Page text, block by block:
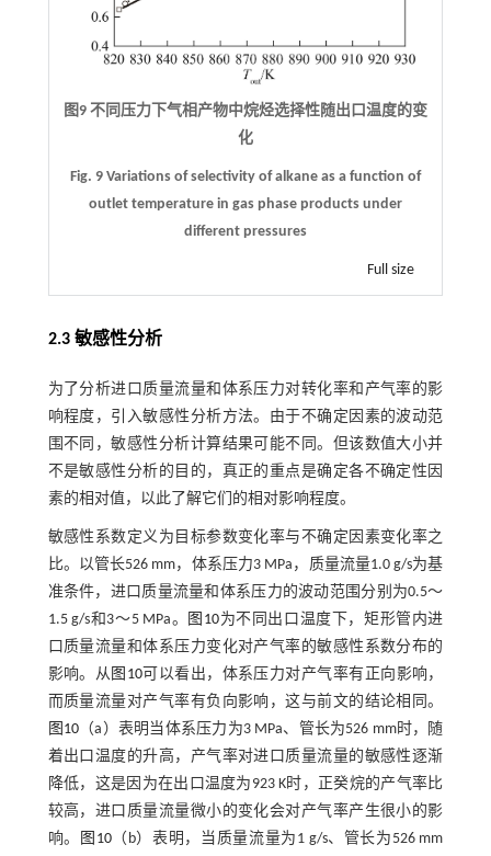
图9 不同压力下气相产物中烷烃选择性随出口温度的变
化
Fig. 9 Variations of selectivity of alkane as a function of
outlet temperature in gas phase products under
different pressures
Full size
2.3 敏感性分析
为了分析进口质量流量和体系压力对转化率和产气率的影
响程度，引入敏感性分析方法。由于不确定因素的波动范
围不同，敏感性分析计算结果可能不同。但该数值大小并
不是敏感性分析的目的，真正的重点是确定各不确定性因
素的相对值，以此了解它们的相对影响程度。
敏感性系数定义为目标参数变化率与不确定因素变化率之
比。以管长526 mm，体系压力3 MPa，质量流量1.0 g/s为基
准条件，进口质量流量和体系压力的波动范围分别为0.5～
1.5 g/s和3～5 MPa。
图10为不同出口温度下，矩形管内进
口质量流量和体系压力变化对产气率的敏感性系数分布的
影响。从 图10可以看出，体系压力对产气率有正向影响，
而质量流量对产气率有负向影响，这与前文的结论相同。
图10（a）表明当体系压力为3 MPa、管长为526 mm时，随
着出口温度的升高，产气率对进口质量流量的敏感性逐渐
降低，这是因为在出口温度为923 K时，正癸烷的产气率比
较高，进口质量流量微小的变化会对产气率产生很小的影
响。
图10（b）表明，当质量流量为1 g/s、管长为526 mm